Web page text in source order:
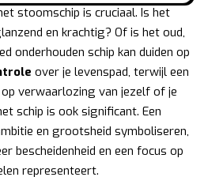
stoomschip is cruciaal. Is het
en krachtig? Of is het oud,
onderhouden schip kan duiden op
over je levenspad, terwijl een
verwaarlozing van jezelf of je
schip is ook significant. Een
en grootsheid symboliseren,
bescheidenheid en een focus op
representeert.